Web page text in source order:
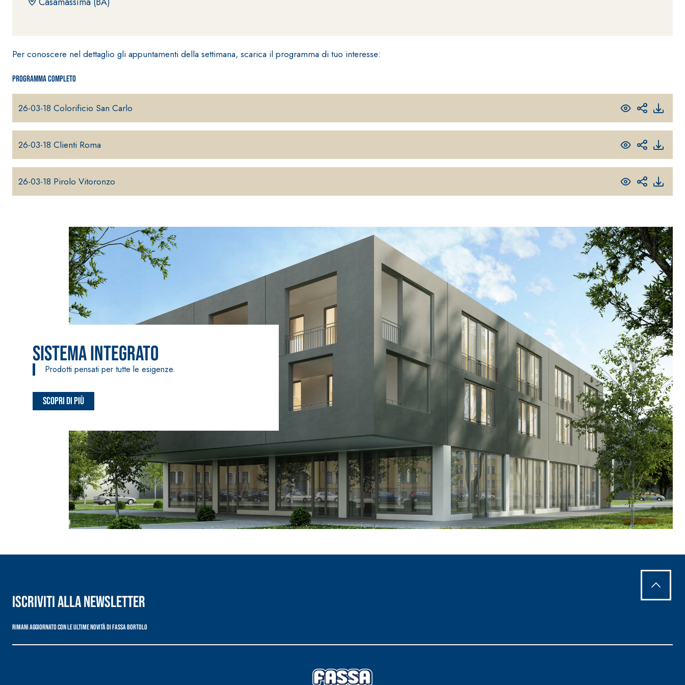
Per conoscere nel dettaglio gli appuntamenti della settimana, scarica il programma di tuo interesse:
Programma completo
26-03-18 Colorificio San Carlo
26-03-18 Clienti Roma
26-03-18 Pirolo Vitoronzo
Sistema Integrato
Prodotti pensati per tutte le esigenze.
Scopri di più
Intonaco di fondo bianco fibrorinforzato a base di calce aerea, per
interni ed esterni
Lastra in cartongesso
GEOACTIVE R4 40
rasatura e protezione di strutture in calcestruzzo
FASSAFLOOR LA 8.30
Lisciatura autolivellante a base di anidrite e quarzo, ad alta conducibilità
Iscriviti alla newsletter
Rimani aggiornato con le ultime novità di Fassa Bortolo